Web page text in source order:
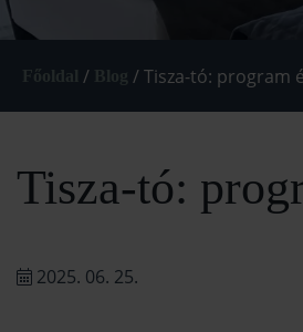
/ /Tisza-tó: program
Tisza-tó:
2025. 06. 25.